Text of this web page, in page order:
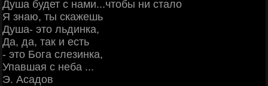
Душа будет с нами...чтобы ни стало
Я знаю, ты скажешь
Душа- это льдинка,
Да, да, так и есть
- это Бога слезинка,
Упавшая с неба ...
Э. Асадов